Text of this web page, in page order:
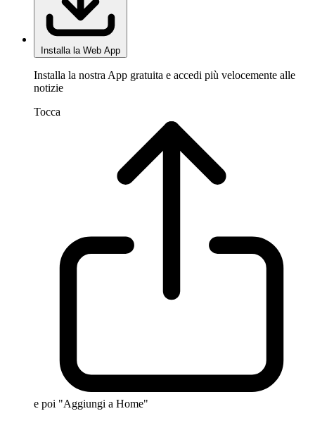
Installa la Web App
Installa la nostra App gratuita e accedi più velocemente alle
notizie
Tocca
e poi "Aggiungi a Home"